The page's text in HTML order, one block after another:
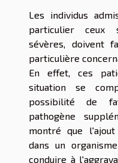
Les individus
particulier ceux
sévères, doivent
particulière
En effet, ces
situation se
possibilité de
pathogène
montré que
dans un
conduire à